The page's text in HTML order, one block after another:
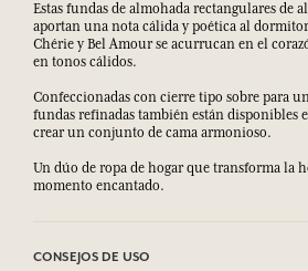
Estas fundas de almohada rectangulares de
aportan una nota cálida y poética al
Chérie y Bel Amour se acurrucan en el
en tonos cálidos.
Confeccionadas con cierre tipo sobre para
fundas refinadas también están disponibles
crear un conjunto de cama armonioso.
Un dúo de ropa de hogar que transforma la
momento encantado.
CONSEJOS DE USO